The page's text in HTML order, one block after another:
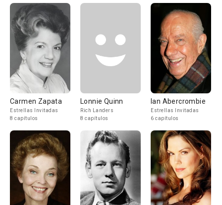
Carmen Zapata
Estrellas Invitadas
8 capítulos
Lonnie Quinn
Rich Landers
8 capítulos
Ian Abercrombie
Estrellas Invitadas
6 capítulos